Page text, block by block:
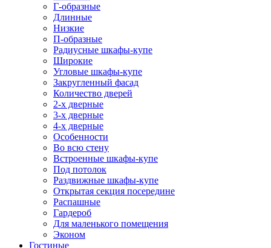
Г-образные
Длинные
Низкие
П-образные
Радиусные шкафы-купе
Широкие
Угловые шкафы-купе
Закругленный фасад
Количество дверей
2-х дверные
3-х дверные
4-х дверные
Особенности
Во всю стену
Встроенные шкафы-купе
Под потолок
Раздвижные шкафы-купе
Открытая секция посередине
Распашные
Гардероб
Для маленького помещения
Эконом
Гостиные